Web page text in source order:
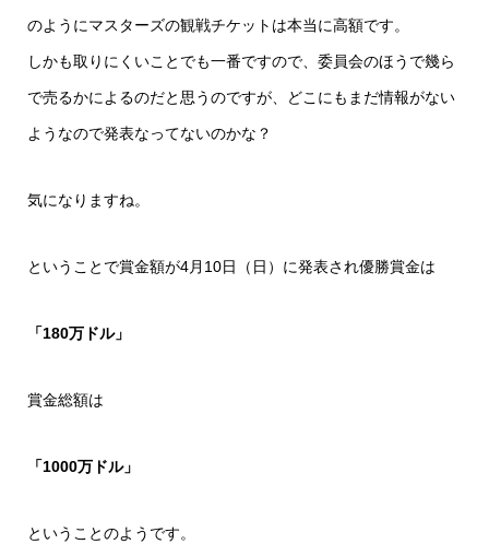
のようにマスターズの観戦チケットは本当に高額です。
しかも取りにくいことでも一番ですので、委員会のほうで幾ら
で売るかによるのだと思うのですが、どこにもまだ情報がない
ようなので発表なってないのかな？
気になりますね。
ということで賞金額が4月10日（日）に発表され優勝賞金は
「180万ドル」
賞金総額は
「1000万ドル」
ということのようです。